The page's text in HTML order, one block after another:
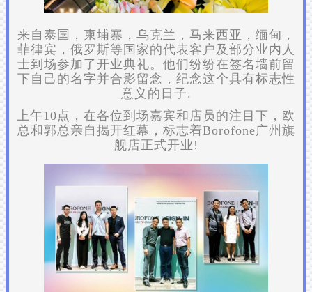
来自泰国，柬埔寨，乌克兰，马来西亚，缅甸，
菲律宾，俄罗斯等国家的代表客户及部分业内人
士到场参加了开业典礼。他们纷纷在签名墙前留
下自己的名字并合影留念，纪念这个具有标志性
意义的日子.
上午10点，在各位到场嘉宾和店员的注目下，欧
总和郭总亲自揭开红幕，标志着Borofone广州旗
舰店正式开业!